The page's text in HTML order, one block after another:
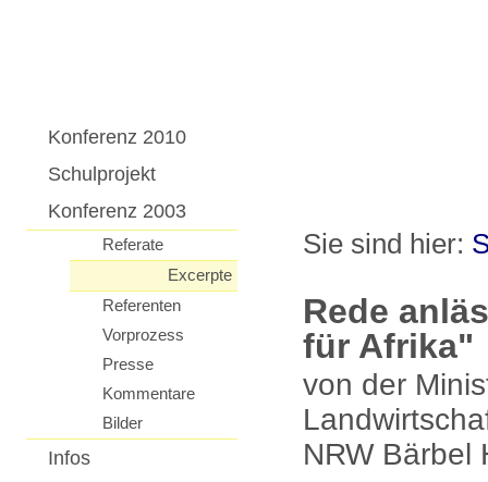
Konferenz 2010
Schulprojekt
Konferenz 2003
Referate
Excerpte
Referenten
Vorprozess
Presse
Kommentare
Bilder
Infos
Sie sind hier:
Rede
für Afrika"
von der
NRW Bärbel